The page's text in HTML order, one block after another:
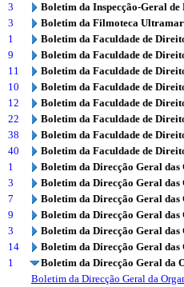
3
Boletim da Inspecção-Geral de
3
Boletim da Filmoteca
1
Boletim da Faculdade de
9
Boletim da Faculdade de
11
Boletim da Faculdade de
10
Boletim da Faculdade de
12
Boletim da Faculdade de
22
Boletim da Faculdade de
38
Boletim da Faculdade de
40
Boletim da Faculdade de
1
Boletim da Direcção Geral das
3
Boletim da Direcção Geral das
7
Boletim da Direcção Geral das
9
Boletim da Direcção Geral das
3
Boletim da Direcção Geral das
14
Boletim da Direcção Geral das
1
Boletim da Direcção Geral da
Boletim da Direcção Geral da